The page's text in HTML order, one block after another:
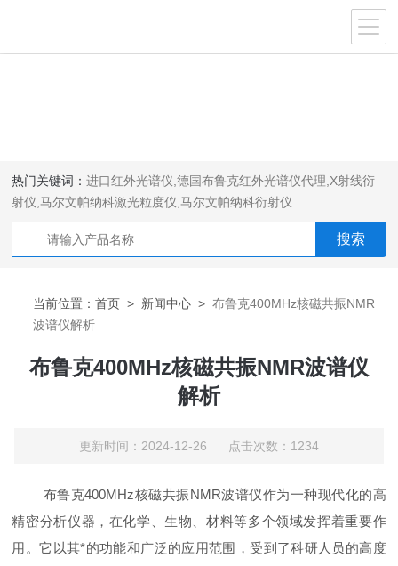
热门关键词：进口红外光谱仪 ,德国布鲁克红外光谱仪代理 X射线衍
射仪 ,马尔文帕纳科激光粒度仪 ,马尔文帕纳科衍射仪
当前位置：首页 > 新闻中心 >布鲁克400MHz核磁共振NMR
波谱仪解析
布鲁克400MHz核磁共振NMR波谱仪
解析
更新时间：2024-12-26 点击次数：1234
布鲁克400MHz核磁共振NMR波谱仪作为一种现代化的高
精密分析仪器，在化学、生物、材料等多个领域发挥着重要作
用。它以其*的功能和广泛的应用范围，受到了科研人员的高度